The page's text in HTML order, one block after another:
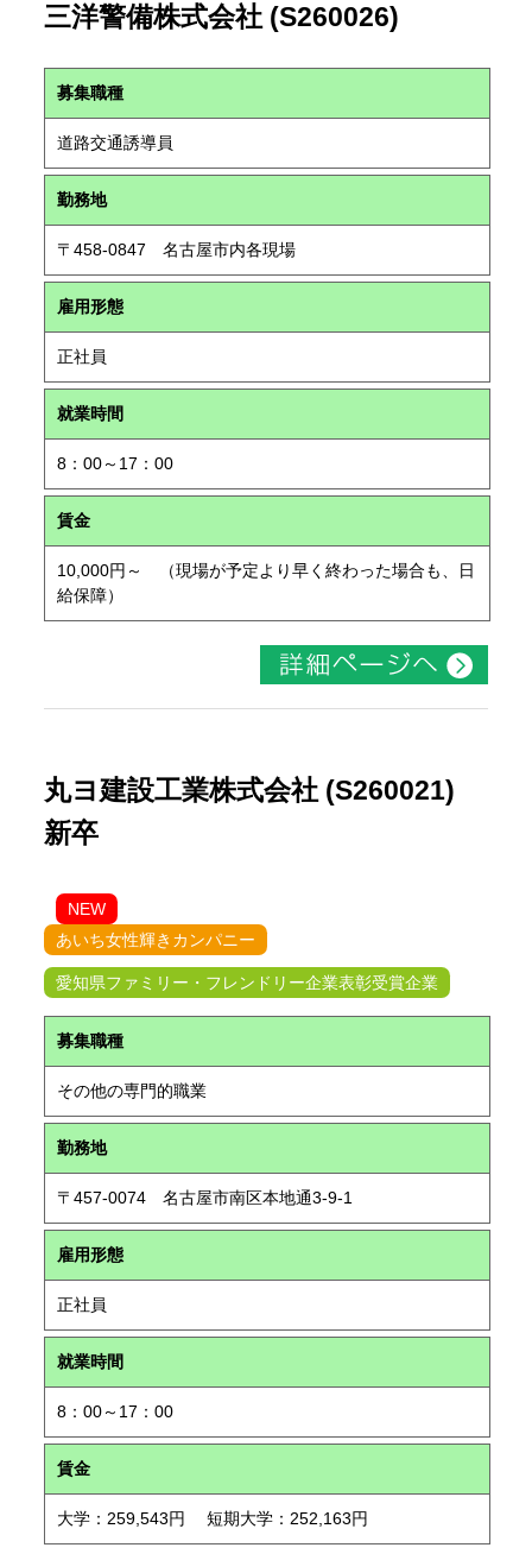
三洋警備株式会社 (S260026)
募集職種
道路交通誘導員
勤務地
〒458-0847 名古屋市内各現場
雇用形態
正社員
就業時間
8：00～17：00
賃金
10,000円～ （現場が予定より早く終わった場合も、日
給保障）
丸ヨ建設工業株式会社 (S260021)
新卒
NEW
あいち女性輝きカンパニー
愛知県ファミリー・フレンドリー企業表彰受賞企業
募集職種
その他の専門的職業
勤務地
〒457-0074 名古屋市南区本地通3-9-1
雇用形態
正社員
就業時間
8：00～17：00
賃金
大学：259,543円 短期大学：252,163円